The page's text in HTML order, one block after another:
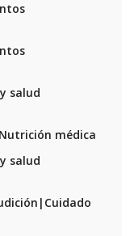
salud
médica
salud